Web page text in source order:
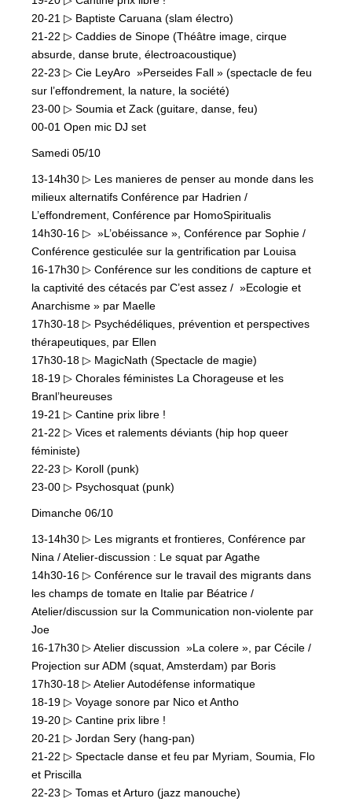
20-21 ▷ Baptiste Caruana (slam électro)
21-22 ▷ Caddies de Sinope (Théâtre image, cirque
absurde, danse brute, électroacoustique)
22-23 ▷ Cie LeyAro »Perseides Fall » (spectacle de feu
sur l’effondrement, la nature, la société)
23-00 ▷ Soumia et Zack (guitare, danse, feu)
00-01 Open mic DJ set
Samedi 05/10
13-14h30 ▷ Les manieres de penser au monde dans les
milieux alternatifs Conférence par Hadrien /
L’effondrement, Conférence par HomoSpiritualis
14h30-16 ▷ »L’obéissance », Conférence par Sophie /
Conférence gesticulée sur la gentrification par Louisa
16-17h30 ▷ Conférence sur les conditions de capture et
la captivité des cétacés par C’est assez / »Ecologie et
Anarchisme » par Maelle
17h30-18 ▷ Psychédéliques, prévention et perspectives
thérapeutiques, par Ellen
17h30-18 ▷ MagicNath (Spectacle de magie)
18-19 ▷ Chorales féministes La Chorageuse et les
Branl’heureuses
19-21 ▷ Cantine prix libre !
21-22 ▷ Vices et ralements déviants (hip hop queer
féministe)
22-23 ▷ Koroll (punk)
23-00 ▷ Psychosquat (punk)
Dimanche 06/10
13-14h30 ▷ Les migrants et frontieres, Conférence par
Nina / Atelier-discussion : Le squat par Agathe
14h30-16 ▷ Conférence sur le travail des migrants dans
les champs de tomate en Italie par Béatrice /
Atelier/discussion sur la Communication non-violente par
Joe
16-17h30 ▷ Atelier discussion »La colere », par Cécile /
Projection sur ADM (squat, Amsterdam) par Boris
17h30-18 ▷ Atelier Autodéfense informatique
18-19 ▷ Voyage sonore par Nico et Antho
19-20 ▷ Cantine prix libre !
20-21 ▷ Jordan Sery (hang-pan)
21-22 ▷ Spectacle danse et feu par Myriam, Soumia, Flo
et Priscilla
22-23 ▷ Tomas et Arturo (jazz manouche)